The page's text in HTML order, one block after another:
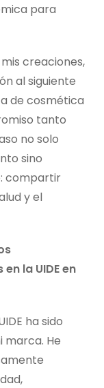
para
creaciones,
al siguiente
de cosmética
tanto
no solo
sino
compartir
y el
la UIDE en
ha sido
marca. He